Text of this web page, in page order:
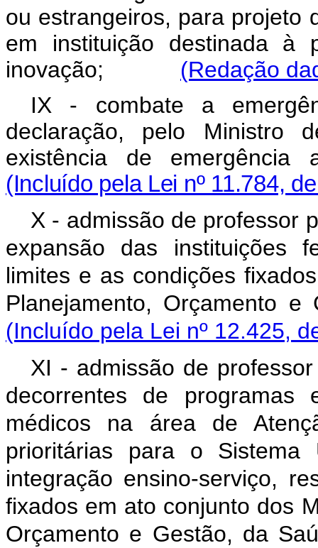
ou estrangeiros, para projeto
em instituição destinada à
inovação; (Redação
IX - combate a
declaração, pelo Ministro
existência de emergência
(Incluído pela Lei nº 11.784,
X - admissão de professor
expansão das instituições
limites e as condições
Planejamento,
(Incluído pela Lei nº 12.425,
XI - admissão de
decorrentes de programas
médicos na área de
prioritárias para o Sistema
integração ensino-serviço,
fixados em ato conjunto dos
Orçamento e